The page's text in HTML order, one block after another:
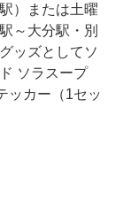
）または土曜
～大分駅・別
ッズとしてソ
ソラスープ
ッカー（1セッ